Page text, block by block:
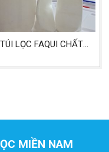
TÚI LỌC FAQUI CHẤT
SIZE 4
MIỀN NAM